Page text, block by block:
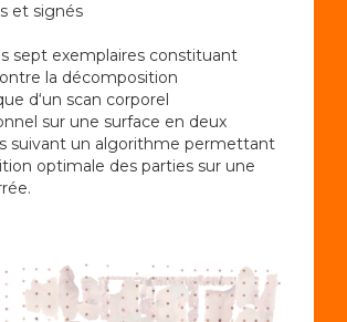
et signés
sept exemplaires constituant
la décomposition
d‘un scan corporel
sur une surface en deux
suivant un algorithme permettant
optimale des parties sur une